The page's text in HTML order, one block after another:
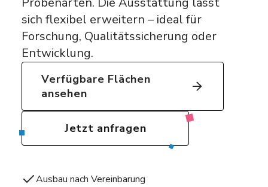
sich flexibel erweitern – ideal für
Forschung, Qualitätssicherung oder
Entwicklung.
Verfügbare Flächen
ansehen
Jetzt anfragen
Ausbau nach Vereinbarung